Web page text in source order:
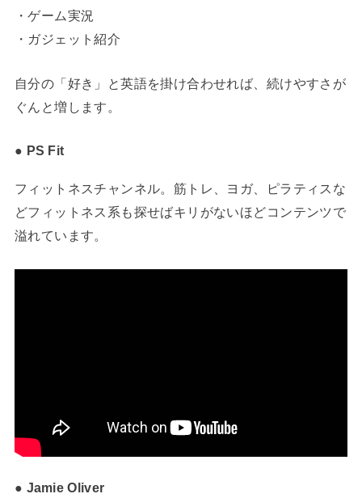
・ゲーム実況
・ガジェット紹介
自分の「好き」と英語を掛け合わせれば、続けやすさが
ぐんと増します。
● PS Fit
フィットネスチャンネル。筋トレ、ヨガ、ピラティスな
どフィットネス系も探せばキリがないほどコンテンツで
溢れています。
● Jamie Oliver